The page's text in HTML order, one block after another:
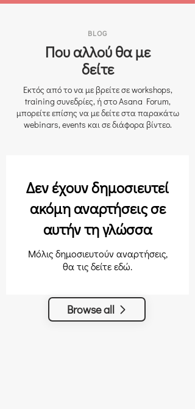
BLOG
Που αλλού θα με
δείτε
Εκτός από το να με βρείτε σε workshops,
training συνεδρίες, ή στο Asana Forum,
μπορείτε επίσης να με δείτε στα παρακάτω
webinars, events και σε διάφορα βίντεο.
Δεν έχουν δημοσιευτεί
ακόμη αναρτήσεις σε
αυτήν τη γλώσσα
Μόλις δημοσιευτούν αναρτήσεις,
θα τις δείτε εδώ.
Browse all